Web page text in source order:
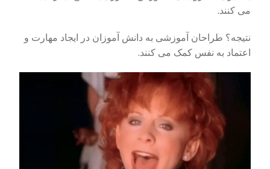
می کنند.
نتیجه؟ طراحان آموزشی به دانش آموزان در ایجاد مهارت و
اعتماد به نفس کمک می کنند.